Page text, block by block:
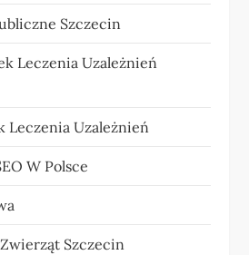
Szczecin
Leczenia Uzależnień
Leczenia Uzależnień
W Polsce
Szczecin